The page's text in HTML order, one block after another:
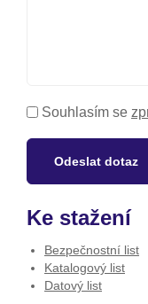
Souhlasím se
Odeslat dotaz
Ke stažení
Bezpečnostní list
Katalogový list
Datový list